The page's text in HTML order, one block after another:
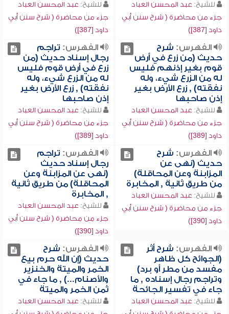
للشيخ: عبد المحسن العباد
جزء من محاضرة ( شرح سنن أبي
داود [387])
للشيخ: عبد المحسن العباد
جزء من محاضرة ( شرح سنن أبي
داود [387])
الفهرس: شرح
حديث (من زرع في أرض
قوم بغير إذنهم فليس
له من الزرع شيء، وله
نفقته) , زرع الأرض بغير
إذن صاحبها
للشيخ: عبد المحسن العباد
جزء من محاضرة ( شرح سنن أبي
داود [389])
الفهرس: تراجم
رجال إسناد حديث (من
زرع في أرض قوم فليس
له من الزرع شيء، وله
نفقته) , زرع الأرض بغير
إذن صاحبها
للشيخ: عبد المحسن العباد
جزء من محاضرة ( شرح سنن أبي
داود [389])
الفهرس: شرح
حديث (نهى عن
المزابنة وعن المحاقلة)
من طريق ثانية , المخابرة
للشيخ: عبد المحسن العباد
جزء من محاضرة ( شرح سنن أبي
داود [390])
الفهرس: تراجم
رجال إسناد حديث
(نهى عن المزابنة وعن
المحاقلة) من طريق ثانية
, المخابرة
للشيخ: عبد المحسن العباد
جزء من محاضرة ( شرح سنن أبي
داود [390])
الفهرس: شرح أثر
(الجوائح كل ظاهر
مفسد من مطر أو برد)
وتراجم رجال إسناده , ما
جاء في تفسير الجائحة
للشيخ: عبد المحسن العباد
الفهرس: شرح
حديث (إن الله حرم بيع
الخمر والميتة والخنزير
والأصنام...) , ما جاء في
ثمن الخمر والميتة
للشيخ: عبد المحسن العباد